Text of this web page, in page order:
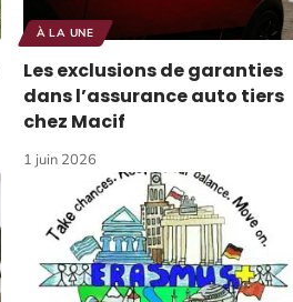
À LA UNE
Les exclusions de garanties
dans l’assurance auto tiers
chez Macif
1 juin 2026